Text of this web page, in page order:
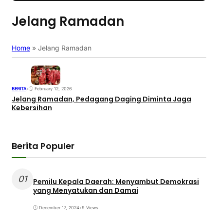
Jelang Ramadan
Home » Jelang Ramadan
BERITA• February 12, 2026
Jelang Ramadan, Pedagang Daging Diminta Jaga
Kebersihan
Berita Populer
01
Pemilu Kepala Daerah: Menyambut Demokrasi
yang Menyatukan dan Damai
December 17, 2024•9 Views